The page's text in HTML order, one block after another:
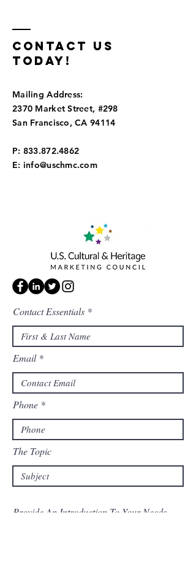
Contact us
today!
Mailing Address:
2370 Market Street, #298
San Francisco, CA 94114
P: 833.872.4862
E: info@uschmc.com
Contact Essentials
Email
Phone
The Topic
Provide An Introduction To Your Needs